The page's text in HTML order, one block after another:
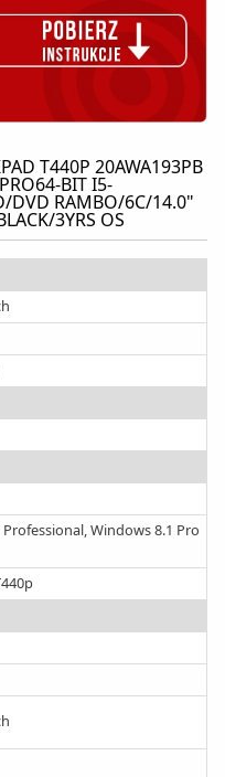
T440P 20AWA193PB
BIT I5-
DVD RAMBO/6C/14.0"
3YRS OS
Windows 8.1 Pro